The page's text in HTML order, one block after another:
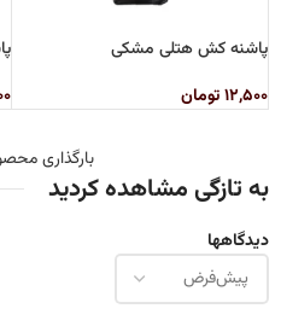
پاشنه کش هتلی مشکی
۱۲,۵۰۰تومان
بارگذاری
به تازگی مشاهده کردید
دیدگاهها